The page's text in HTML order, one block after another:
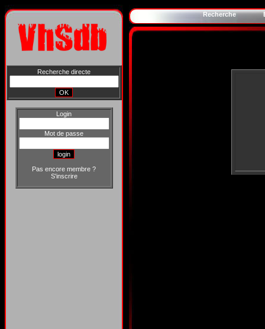
Recherche directe
Login
Mot de passe
Pas encore membre ?
S'inscrire
Recherche